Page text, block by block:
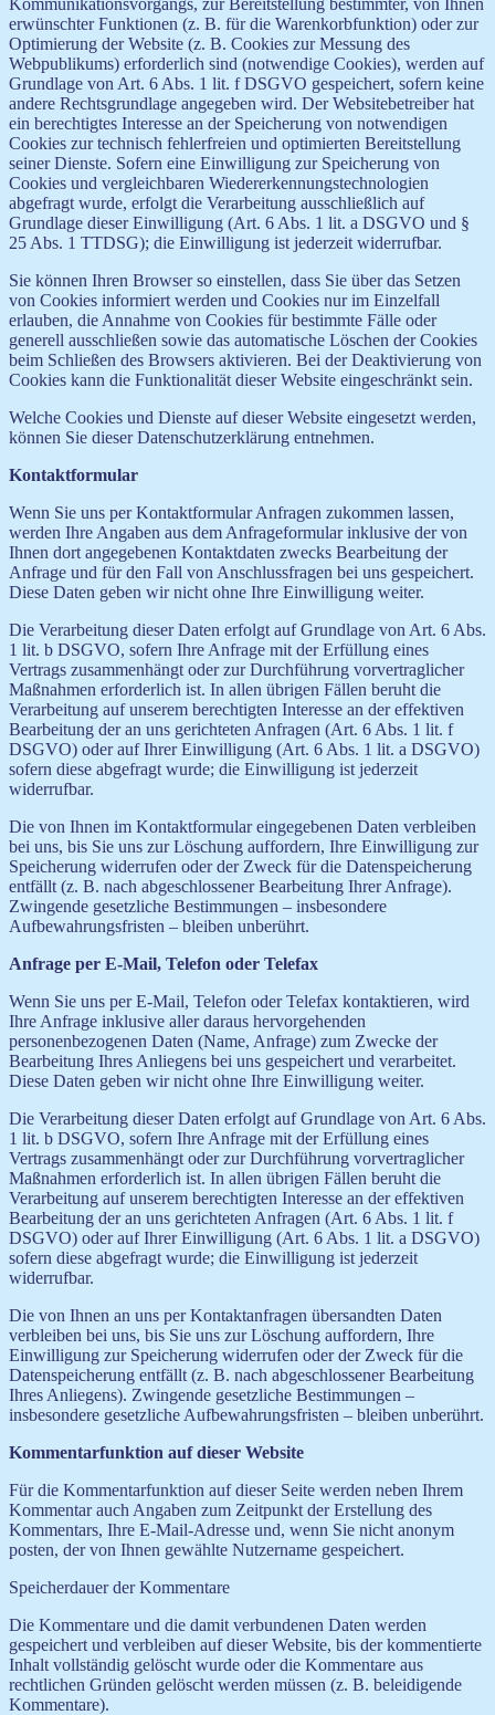
erwünschter Funktionen (z. B. für die Warenkorbfunktion) oder zur
Optimierung der Website (z. B. Cookies zur Messung des
Webpublikums) erforderlich sind (notwendige Cookies), werden auf
Grundlage von Art. 6 Abs. 1 lit. f DSGVO gespeichert, sofern keine
andere Rechtsgrundlage angegeben wird. Der Websitebetreiber hat
ein berechtigtes Interesse an der Speicherung von notwendigen
Cookies zur technisch fehlerfreien und optimierten Bereitstellung
seiner Dienste. Sofern eine Einwilligung zur Speicherung von
Cookies und vergleichbaren Wiedererkennungstechnologien
abgefragt wurde, erfolgt die Verarbeitung ausschließlich auf
Grundlage dieser Einwilligung (Art. 6 Abs. 1 lit. a DSGVO und §
25 Abs. 1 TTDSG); die Einwilligung ist jederzeit widerrufbar.
Sie können Ihren Browser so einstellen, dass Sie über das Setzen
von Cookies informiert werden und Cookies nur im Einzelfall
erlauben, die Annahme von Cookies für bestimmte Fälle oder
generell ausschließen sowie das automatische Löschen der Cookies
beim Schließen des Browsers aktivieren. Bei der Deaktivierung von
Cookies kann die Funktionalität dieser Website eingeschränkt sein.
Welche Cookies und Dienste auf dieser Website eingesetzt werden,
können Sie dieser Datenschutzerklärung entnehmen.
Kontaktformular
Wenn Sie uns per Kontaktformular Anfragen zukommen lassen,
werden Ihre Angaben aus dem Anfrageformular inklusive der von
Ihnen dort angegebenen Kontaktdaten zwecks Bearbeitung der
Anfrage und für den Fall von Anschlussfragen bei uns gespeichert.
Diese Daten geben wir nicht ohne Ihre Einwilligung weiter.
Die Verarbeitung dieser Daten erfolgt auf Grundlage von Art. 6 Abs.
1 lit. b DSGVO, sofern Ihre Anfrage mit der Erfüllung eines
Vertrags zusammenhängt oder zur Durchführung vorvertraglicher
Maßnahmen erforderlich ist. In allen übrigen Fällen beruht die
Verarbeitung auf unserem berechtigten Interesse an der effektiven
Bearbeitung der an uns gerichteten Anfragen (Art. 6 Abs. 1 lit. f
DSGVO) oder auf Ihrer Einwilligung (Art. 6 Abs. 1 lit. a DSGVO)
sofern diese abgefragt wurde; die Einwilligung ist jederzeit
widerrufbar.
Die von Ihnen im Kontaktformular eingegebenen Daten verbleiben
bei uns, bis Sie uns zur Löschung auffordern, Ihre Einwilligung zur
Speicherung widerrufen oder der Zweck für die Datenspeicherung
entfällt (z. B. nach abgeschlossener Bearbeitung Ihrer Anfrage).
Zwingende gesetzliche Bestimmungen – insbesondere
Aufbewahrungsfristen – bleiben unberührt.
Anfrage per E-Mail, Telefon oder Telefax
Wenn Sie uns per E-Mail, Telefon oder Telefax kontaktieren, wird
Ihre Anfrage inklusive aller daraus hervorgehenden
personenbezogenen Daten (Name, Anfrage) zum Zwecke der
Bearbeitung Ihres Anliegens bei uns gespeichert und verarbeitet.
Diese Daten geben wir nicht ohne Ihre Einwilligung weiter.
Die Verarbeitung dieser Daten erfolgt auf Grundlage von Art. 6 Abs.
1 lit. b DSGVO, sofern Ihre Anfrage mit der Erfüllung eines
Vertrags zusammenhängt oder zur Durchführung vorvertraglicher
Maßnahmen erforderlich ist. In allen übrigen Fällen beruht die
Verarbeitung auf unserem berechtigten Interesse an der effektiven
Bearbeitung der an uns gerichteten Anfragen (Art. 6 Abs. 1 lit. f
DSGVO) oder auf Ihrer Einwilligung (Art. 6 Abs. 1 lit. a DSGVO)
sofern diese abgefragt wurde; die Einwilligung ist jederzeit
widerrufbar.
Die von Ihnen an uns per Kontaktanfragen übersandten Daten
verbleiben bei uns, bis Sie uns zur Löschung auffordern, Ihre
Einwilligung zur Speicherung widerrufen oder der Zweck für die
Datenspeicherung entfällt (z. B. nach abgeschlossener Bearbeitung
Ihres Anliegens). Zwingende gesetzliche Bestimmungen –
insbesondere gesetzliche Aufbewahrungsfristen – bleiben unberührt.
Kommentarfunktion auf dieser Website
Für die Kommentarfunktion auf dieser Seite werden neben Ihrem
Kommentar auch Angaben zum Zeitpunkt der Erstellung des
Kommentars, Ihre E-Mail-Adresse und, wenn Sie nicht anonym
posten, der von Ihnen gewählte Nutzername gespeichert.
Speicherdauer der Kommentare
Die Kommentare und die damit verbundenen Daten werden
gespeichert und verbleiben auf dieser Website, bis der kommentierte
Inhalt vollständig gelöscht wurde oder die Kommentare aus
rechtlichen Gründen gelöscht werden müssen (z. B. beleidigende
Kommentare).